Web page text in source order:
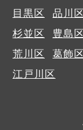
目黒区
品川区
杉並区
豊島区
荒川区
葛飾区
江戸川区